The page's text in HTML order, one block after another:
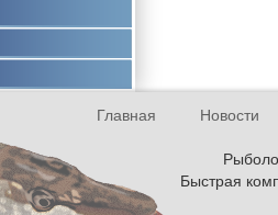
Главная
Новости
Быстрая